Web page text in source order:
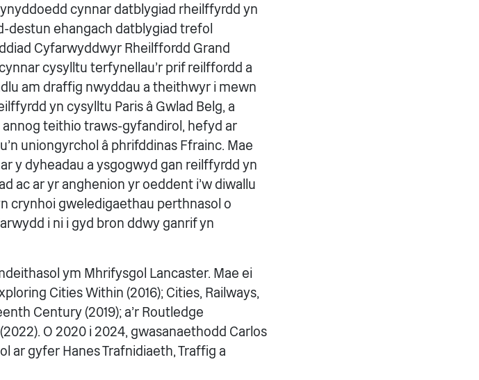
cynnar datblygiad rheilffyrdd yn
destun ehangach datblygiad trefol
Cyfarwyddwyr Rheilffordd Grand
cysylltu terfynellau'r prif reilffordd a
am draffig nwyddau a theithwyr i mewn
yn cysylltu Paris â Gwlad Belg, a
annog teithio traws-gyfandirol, hefyd ar
uniongyrchol â phrifddinas Ffrainc. Mae
y dyheadau a ysgogwyd gan reilffyrdd yn
ac ar yr anghenion yr oeddent i'w diwallu
crynhoi gweledigaethau perthnasol o
i ni i gyd bron ddwy ganrif yn
ym Mhrifysgol Lancaster. Mae ei
Cities Within (2016); Cities, Railways,
Century (2019); a'r Routledge
O 2020 i 2024, gwasanaethodd Carlos
ar gyfer Hanes Trafnidiaeth, Traffig a